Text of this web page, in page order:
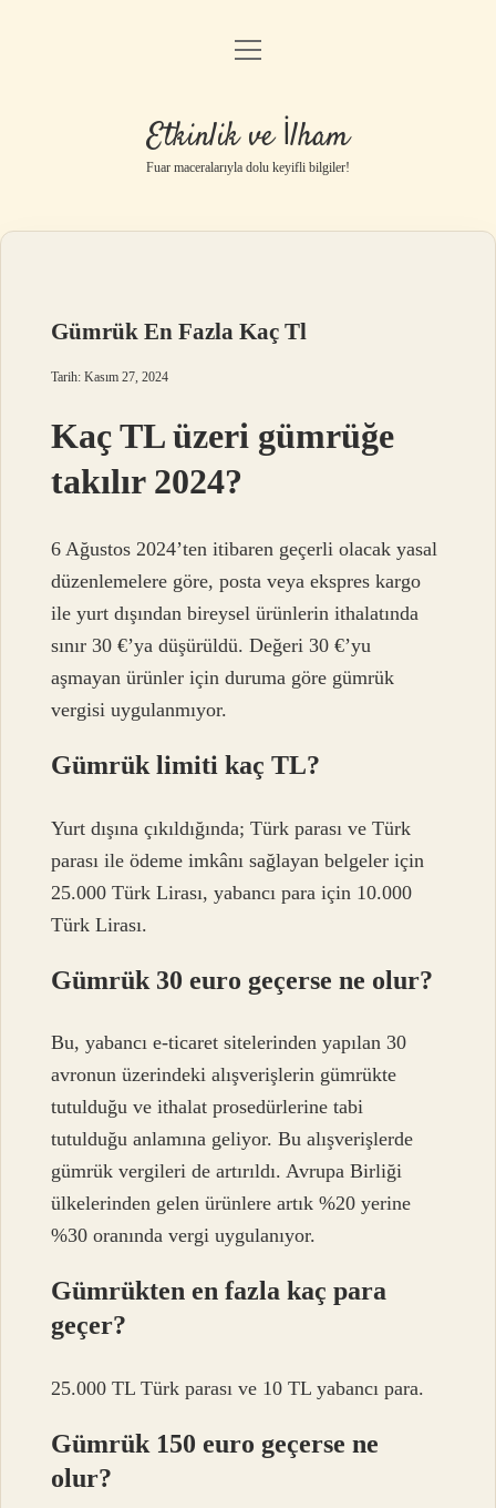
Anasayfa
Gizlilik Politikası
Yasal Uyarı
menüyü
Etkinlik ve İlham
Fuar maceralarıyla dolu keyifli bilgiler!
Gümrük En Fazla Kaç Tl
Tarih: Kasım 27, 2024
Kaç TL üzeri gümrüğe
takılır 2024?
6 Ağustos 2024’ten itibaren geçerli olacak yasal
düzenlemelere göre, posta veya ekspres kargo
ile yurt dışından bireysel ürünlerin ithalatında
sınır 30 €’ya düşürüldü. Değeri 30 €’yu
aşmayan ürünler için duruma göre gümrük
vergisi uygulanmıyor.
Gümrük limiti kaç TL?
Yurt dışına çıkıldığında; Türk parası ve Türk
parası ile ödeme imkânı sağlayan belgeler için
25.000 Türk Lirası, yabancı para için 10.000
Türk Lirası.
Gümrük 30 euro geçerse ne olur?
Bu, yabancı e-ticaret sitelerinden yapılan 30
avronun üzerindeki alışverişlerin gümrükte
tutulduğu ve ithalat prosedürlerine tabi
tutulduğu anlamına geliyor. Bu alışverişlerde
gümrük vergileri de artırıldı. Avrupa Birliği
ülkelerinden gelen ürünlere artık %20 yerine
%30 oranında vergi uygulanıyor.
Gümrükten en fazla kaç para
geçer?
25.000 TL Türk parası ve 10 TL yabancı para.
Gümrük 150 euro geçerse ne
olur?